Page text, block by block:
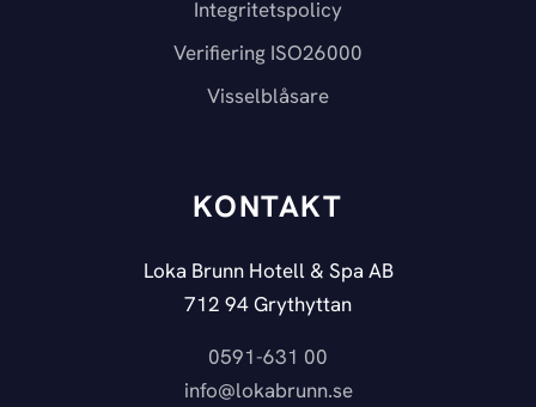
Integritetspolicy
Verifiering ISO26000
Visselblåsare
KONTAKT
Loka Brunn Hotell & Spa AB
712 94 Grythyttan
0591-631 00
info@lokabrunn.se